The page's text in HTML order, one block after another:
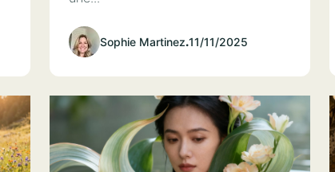
Sophie Martinez.11/11/2025